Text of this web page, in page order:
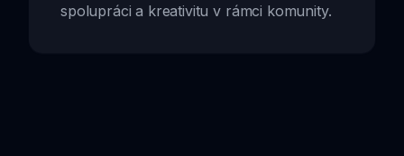
spolupráci a kreativitu v rámci komunity.